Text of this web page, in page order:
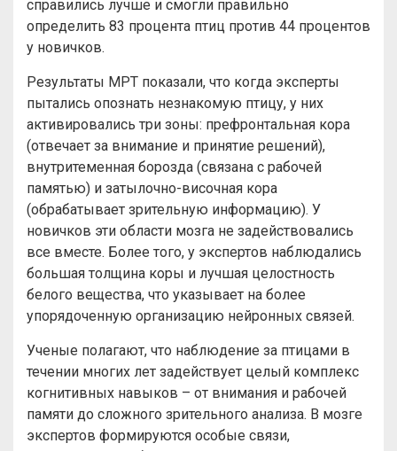
справились лучше и смогли правильно
определить 83 процента птиц против 44 процентов
у новичков.
Результаты МРТ показали, что когда эксперты
пытались опознать незнакомую птицу, у них
активировались три зоны: префронтальная кора
(отвечает за внимание и принятие решений),
внутритеменная борозда (связана с рабочей
памятью) и затылочно-височная кора
(обрабатывает зрительную информацию). У
новичков эти области мозга не задействовались
все вместе. Более того, у экспертов наблюдались
большая толщина коры и лучшая целостность
белого вещества, что указывает на более
упорядоченную организацию нейронных связей.
Ученые полагают, что наблюдение за птицами в
течении многих лет задействует целый комплекс
когнитивных навыков – от внимания и рабочей
памяти до сложного зрительного анализа. В мозге
экспертов формируются особые связи,